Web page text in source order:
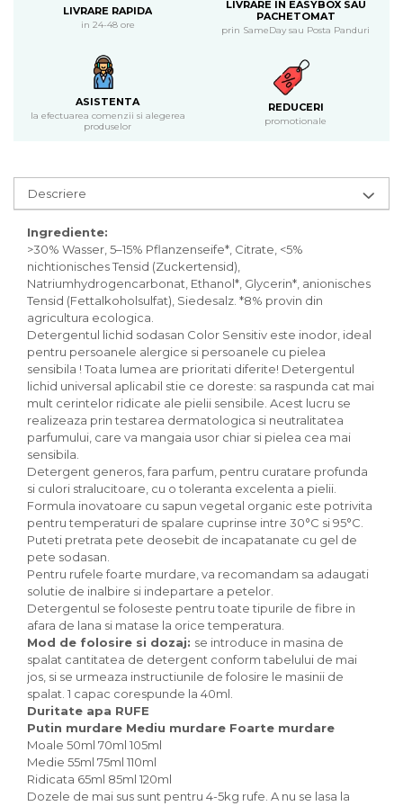
Ingrediente bio pentru copt
Pesto bio
Musli bio
Terci bio
Orez bio si leguminoase
Legume bio
Legume bio in conserva
Orez bio
Paste si fidea
Paste bio din emmer
Paste bio din grau
Paste bio din spelta
Paste bio fara gluten
Paste bio integrale
Paste bio pentru copii
Paste fainoase bio
Pateu, sosuri si conserve
Conserve de peste bio
Crenvursti si pateu din carne bio
Pateu bio si creme vegetale
Sosuri bio
Produse din tomate
Ketchup bio
Sosuri bio din tomate
Sucuri si bauturi bio
Lapte bio si bauturi vegetale
Sirop bio
Sucuri din fructe si legume bio
Superalimente
LIVRARE RAPIDA
in 24-48 ore
LIVRARE IN EASYBOX SAU
PACHETOMAT
prin SameDay sau Posta Panduri
ASISTENTA
la efectuarea comenzii si alegerea
produselor
REDUCERI
promotionale
Descriere
Ingrediente:
>30% Wasser, 5–15% Pflanzenseife*, Citrate, <5%
nichtionisches Tensid (Zuckertensid),
Natriumhydrogencarbonat, Ethanol*, Glycerin*, anionisches
Tensid (Fettalkoholsulfat), Siedesalz. *8% provin din
agricultura ecologica.
Detergentul lichid sodasan Color Sensitiv este inodor, ideal
pentru persoanele alergice si persoanele cu pielea
sensibila ! Toata lumea are prioritati diferite! Detergentul
lichid universal aplicabil stie ce doreste: sa raspunda cat mai
mult cerintelor ridicate ale pielii sensibile. Acest lucru se
realizeaza prin testarea dermatologica si neutralitatea
parfumului, care va mangaia usor chiar si pielea cea mai
sensibila.
Detergent generos, fara parfum, pentru curatare profunda
si culori stralucitoare, cu o toleranta excelenta a pielii.
Formula inovatoare cu sapun vegetal organic este potrivita
pentru temperaturi de spalare cuprinse intre 30°C si 95°C.
Puteti pretrata pete deosebit de incapatanate cu gel de
pete sodasan.
Pentru rufele foarte murdare, va recomandam sa adaugati
solutie de inalbire si indepartare a petelor.
Detergentul se foloseste pentru toate tipurile de fibre in
afara de lana si matase la orice temperatura.
Mod de folosire si dozaj: se introduce in masina de
spalat cantitatea de detergent conform tabelului de mai
jos, si se urmeaza instructiunile de folosire le masinii de
spalat. 1 capac corespunde la 40ml.
Duritate apa RUFE
Putin murdare Mediu murdare Foarte murdare
Moale 50ml 70ml 105ml
Medie 55ml 75ml 110ml
Ridicata 65ml 85ml 120ml
Dozele de mai sus sunt pentru 4-5kg rufe. A nu se lasa la